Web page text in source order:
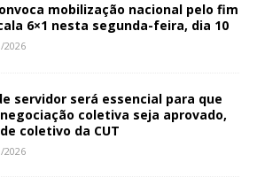
mobilização nacional pelo fim
6×1 nesta segunda-feira, dia 10
2026
servidor será essencial para que
negociação coletiva seja aprovado,
coletivo da CUT
2026